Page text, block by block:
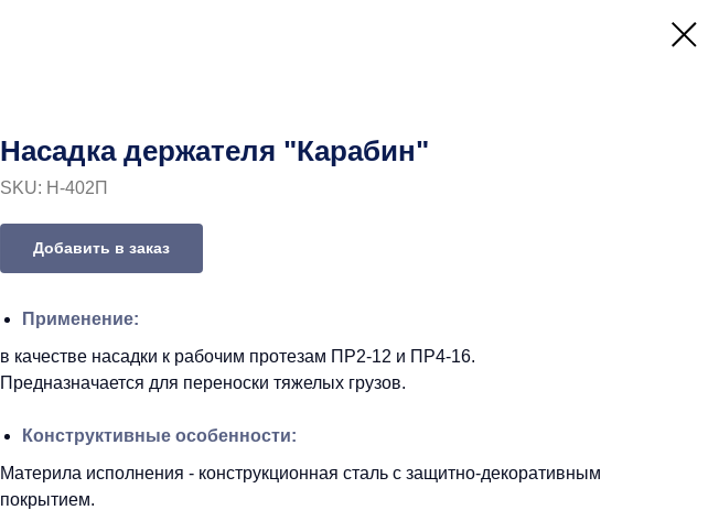
Насадка держателя "Карабин"
SKU: Н-402П
Добавить в заказ
Применение:
в качестве насадки к рабочим протезам ПР2-12 и ПР4-16.
Предназначается для переноски тяжелых грузов.
Конструктивные особенности:
Материла исполнения - конструкционная сталь с защитно-декоративным
покрытием.